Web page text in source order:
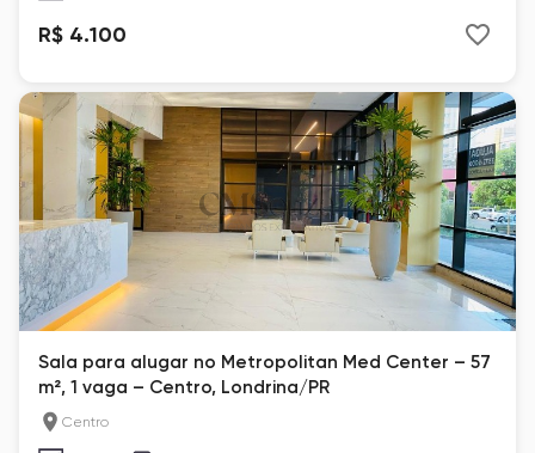
R$ 4.100
Sala para alugar no Metropolitan Med Center – 57
m², 1 vaga – Centro, Londrina/PR
Centro